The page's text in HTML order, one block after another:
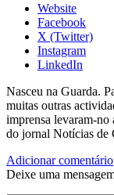
Website
Facebook
X (Twitter)
Instagram
LinkedIn
Nasceu na Guarda.
muitas outras
imprensa levaram-
do jornal Notícias de
Adicionar comentário
Deixe uma